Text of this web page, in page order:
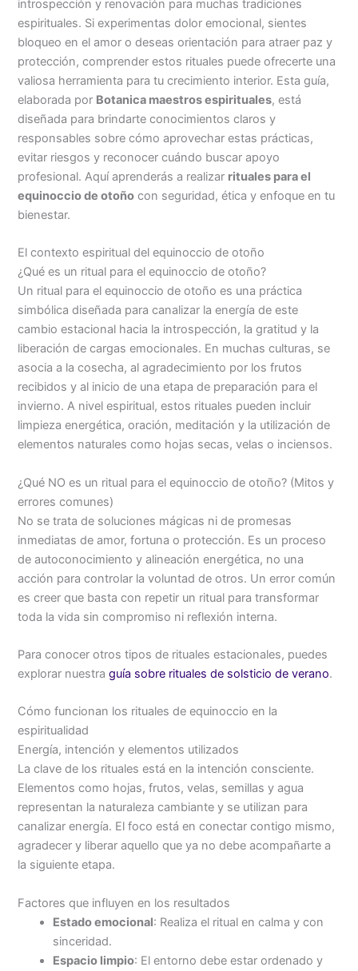
introspección y renovación para muchas tradiciones
espirituales. Si experimentas dolor emocional, sientes
bloqueo en el amor o deseas orientación para atraer paz y
protección, comprender estos rituales puede ofrecerte una
valiosa herramienta para tu crecimiento interior. Esta guía,
elaborada por Botanica maestros espirituales, está
diseñada para brindarte conocimientos claros y
responsables sobre cómo aprovechar estas prácticas,
evitar riesgos y reconocer cuándo buscar apoyo
profesional. Aquí aprenderás a realizar rituales para el
equinoccio de otoño con seguridad, ética y enfoque en tu
bienestar.
El contexto espiritual del equinoccio de otoño
¿Qué es un ritual para el equinoccio de otoño?
Un ritual para el equinoccio de otoño es una práctica
simbólica diseñada para canalizar la energía de este
cambio estacional hacia la introspección, la gratitud y la
liberación de cargas emocionales. En muchas culturas, se
asocia a la cosecha, al agradecimiento por los frutos
recibidos y al inicio de una etapa de preparación para el
invierno. A nivel espiritual, estos rituales pueden incluir
limpieza energética, oración, meditación y la utilización de
elementos naturales como hojas secas, velas o inciensos.
¿Qué NO es un ritual para el equinoccio de otoño? (Mitos y
errores comunes)
No se trata de soluciones mágicas ni de promesas
inmediatas de amor, fortuna o protección. Es un proceso
de autoconocimiento y alineación energética, no una
acción para controlar la voluntad de otros. Un error común
es creer que basta con repetir un ritual para transformar
toda la vida sin compromiso ni reflexión interna.
Para conocer otros tipos de rituales estacionales, puedes
explorar nuestraguía sobre rituales de solsticio de verano.
Cómo funcionan los rituales de equinoccio en la
espiritualidad
Energía, intención y elementos utilizados
La clave de los rituales está en la intención consciente.
Elementos como hojas, frutos, velas, semillas y agua
representan la naturaleza cambiante y se utilizan para
canalizar energía. El foco está en conectar contigo mismo,
agradecer y liberar aquello que ya no debe acompañarte a
la siguiente etapa.
Factores que influyen en los resultados
Estado emocional: Realiza el ritual en calma y con
sinceridad.
Espacio limpio: El entorno debe estar ordenado y